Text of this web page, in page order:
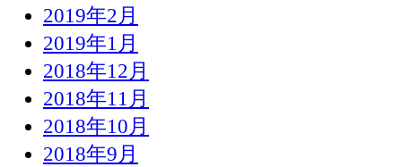
2019年2月
2019年1月
2018年12月
2018年11月
2018年10月
2018年9月